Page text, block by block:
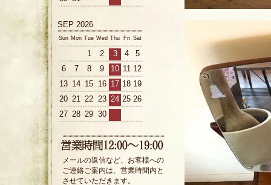
SEP 2026
Sun Mon Tue Wed Thu Fri Sat
1 2 3 4
5
6
7 8 9 10 11 12
13 14 15 16 17 18 19
20 21 22 23 24 25 26
27 28 29 30
メールの返信など、お客様への
ご連絡ご案内は、営業時間内と
させていただきます。